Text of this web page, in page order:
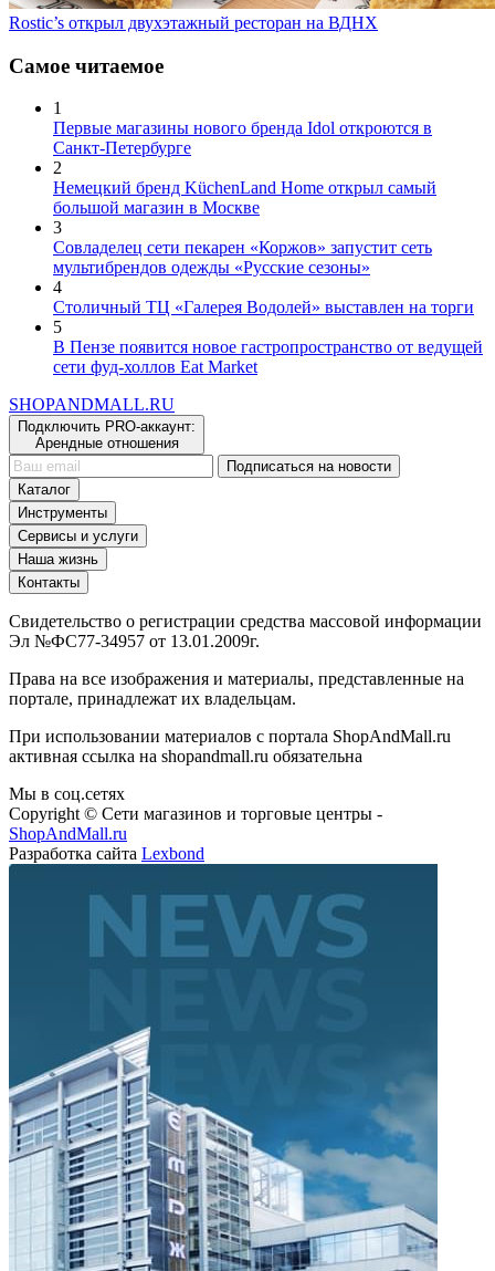
Rostic’s открыл двухэтажный ресторан на ВДНХ
Самое читаемое
1
Первые магазины нового бренда Idol откроются в
Санкт-Петербурге
2
Немецкий бренд KüchenLand Home открыл самый
большой магазин в Москве
3
Совладелец сети пекарен «Коржов» запустит сеть
мультибрендов одежды «Русские сезоны»
4
Столичный ТЦ «Галерея Водолей» выставлен на торги
5
В Пензе появится новое гастропространство от ведущей
сети фуд-холлов Eat Market
SHOPANDMALL.RU
Подключить PRO-аккаунт:
Арендные отношения
Подписаться на новости
Каталог
Инструменты
Сервисы и услуги
Наша жизнь
Контакты
Свидетельство о регистрации средства массовой информации
Эл №ФС77-34957 от 13.01.2009г.
Права на все изображения и материалы, представленные на
портале, принадлежат их владельцам.
При использовании материалов с портала ShopAndMall.ru
активная ссылка на shopandmall.ru обязательна
Мы в соц.сетях
Copyright © Сети магазинов и торговые центры -
ShopAndMall.ru
Разработка сайта Lexbond